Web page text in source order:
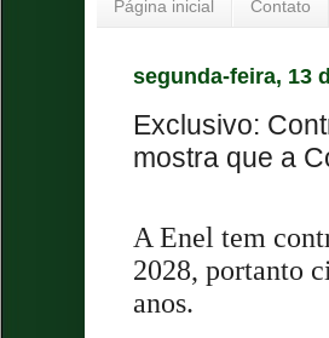
Página inicial Contato
segunda-feira, 13
Exclusivo:
mostra que a
A Enel tem
2028, portanto
anos.